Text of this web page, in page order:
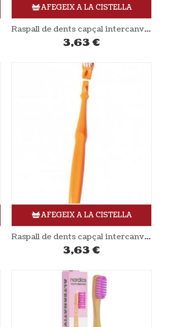
AFEGEIX A LA CISTELLA
Raspall de dents capçal intercanviable adults blau YAWECO
3,63 €
AFEGEIX A LA CISTELLA
Raspall de dents capçal intercanviable nens taronja YAWECO
3,63 €